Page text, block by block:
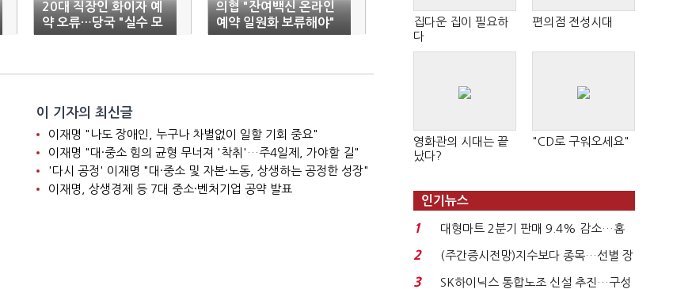
20대 직장인 화이자 예
약 오류…당국 "실수 모
두 취소"
의협 "잔여백신 온라인
예약 일원화 보류해야"
이 기자의 최신글
이재명 "나도 장애인, 누구나 차별없이 일할 기회 중요"
이재명 "대·중소 힘의 균형 무너져 '착취'…주4일제, 가야할 길"
'다시 공정' 이재명 "대·중소 및 자본·노동, 상생하는 공정한 성장"
이재명, 상생경제 등 7대 중소·벤처기업 공약 발표
집다운 집이 필요하
다
편의점 전성시대
영화관의 시대는 끝
났다?
"CD로 구워오세요"
인기뉴스
1
대형마트 2분기 판매 9.4% 감소…홈
플러스 사태 여파...
2
(주간증시전망)지수보다 종목…선별 장
세 이어진다...
3
SK하이닉스 통합노조 신설 추진…구성